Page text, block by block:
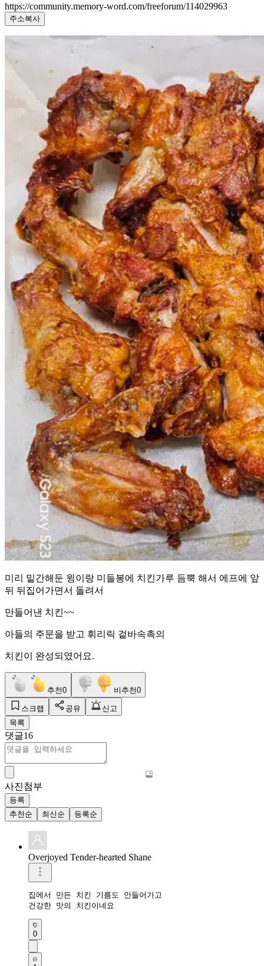
https://community.memory-word.com/freeforum/114029963
주소복사
미리 밑간해둔 윙이랑 미들봉에 치킨가루 듬뿍 해서 에프에 앞
뒤 뒤집어가면서 돌려서
만들어낸 치킨~~
아들의 주문을 받고 휘리릭 겉바속촉의
치킨이 완성되였어요.
추천0 비추천0
스크랩 공유
신고
목록
댓글16
사진첨부
등록
추천순
최신순 등록순
Overjoyed Tender-hearted Shane
집에서 만든 치킨 기름도 안들어가고
건강한 맛의 치킨이네요
0